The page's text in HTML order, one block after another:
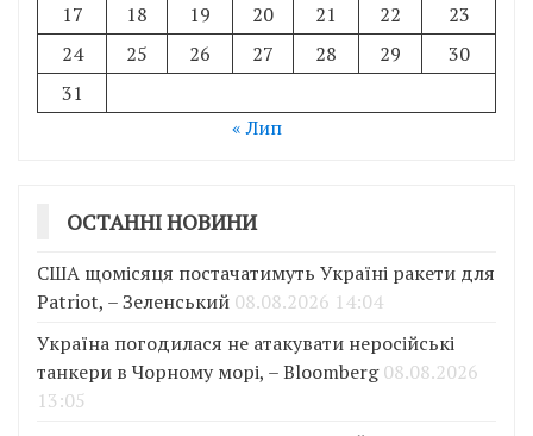
17
18 19 20 21 22
23
24
25 26 27 28 29
30
31
« Лип
ОСТАННІ НОВИНИ
США щомісяця постачатимуть Україні ракети для
Patriot, – Зеленський 08.08.2026 14:04
Україна погодилася не атакувати неросійські
танкери в Чорному морі, – Bloomberg 08.08.2026
13:05